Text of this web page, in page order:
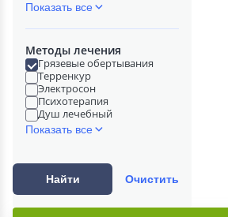
Показать все
Методы лечения
Грязевые обертывания
Терренкур
Электросон
Психотерапия
Душ лечебный
Показать все
Найти Очистить